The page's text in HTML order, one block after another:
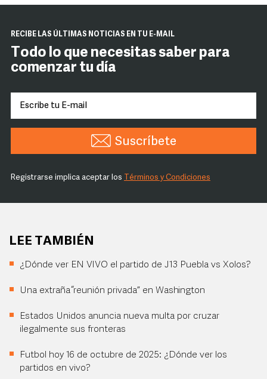
RECIBE LAS ÚLTIMAS NOTICIAS EN TU E-MAIL
Todo lo que necesitas saber para
comenzar tu día
Suscríbete
Registrarse implica aceptar los Términos y Condiciones
LEE TAMBIÉN
¿Dónde ver EN VIVO el partido de J13 Puebla vs Xolos?
Una extraña “reunión privada” en Washington
Estados Unidos anuncia nueva multa por cruzar
ilegalmente sus fronteras
Futbol hoy 16 de octubre de 2025: ¿Dónde ver los
partidos en vivo?